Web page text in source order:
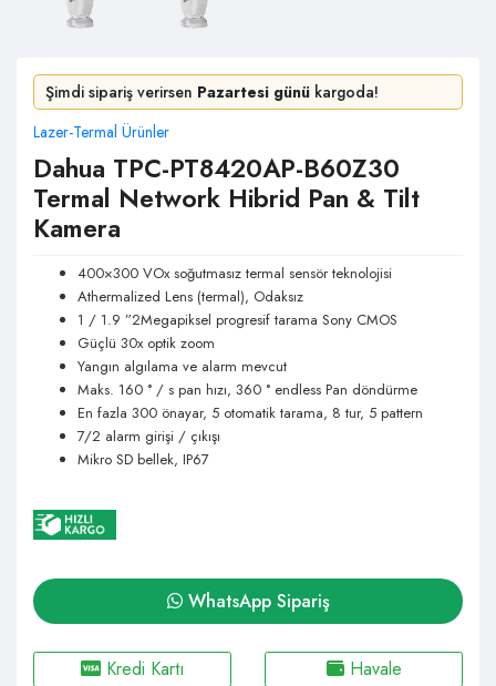
Şimdi sipariş verirsen Pazartesi günü kargoda!
Lazer-Termal Ürünler
Dahua TPC-PT8420AP-B60Z30
Termal Network Hibrid Pan & Tilt
Kamera
400×300 VOx soğutmasız termal sensör teknolojisi
Athermalized Lens (termal), Odaksız
1 / 1.9 ”2Megapiksel progresif tarama Sony CMOS
Güçlü 30x optik zoom
Yangın algılama ve alarm mevcut
Maks. 160 ° / s pan hızı, 360 ° endless Pan döndürme
En fazla 300 önayar, 5 otomatik tarama, 8 tur, 5 pattern
7/2 alarm girişi / çıkışı
Mikro SD bellek, IP67
WhatsApp Sipariş
Kredi Kartı Havale